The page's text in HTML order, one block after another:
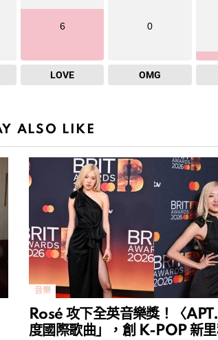
6
LOVE
0
OMG
ALSO LIKE
音樂
Rosé 攻下全英音樂獎！〈
度國際歌曲」，創 K-POP 新